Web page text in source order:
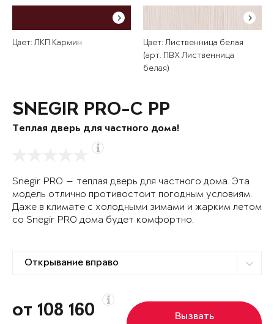
Цвет: ЛКП Кармин
Цвет: Лиственница белая
(арт. ПВХ Лиственница
белая)
SNEGIR PRO-C PP
Теплая дверь для частного дома!
Snegir PRO — теплая дверь для частного дома. Эта
модель отлично противостоит погодным условиям.
Даже в климате с холодными зимами и жарким летом
со Snegir PRO дома будет комфортно.
от 108 160
Вызвать